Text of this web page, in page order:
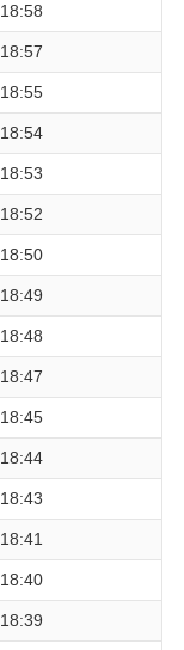
18:58
18:57
18:55
18:54
18:53
18:52
18:50
18:49
18:48
18:47
18:45
18:44
18:43
18:41
18:40
18:39